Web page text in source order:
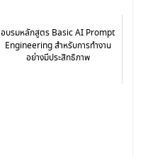
อบรมหลักสูตร Basic AI Prompt
Engineering สำหรับการทำงาน
อย่างมีประสิทธิภาพ